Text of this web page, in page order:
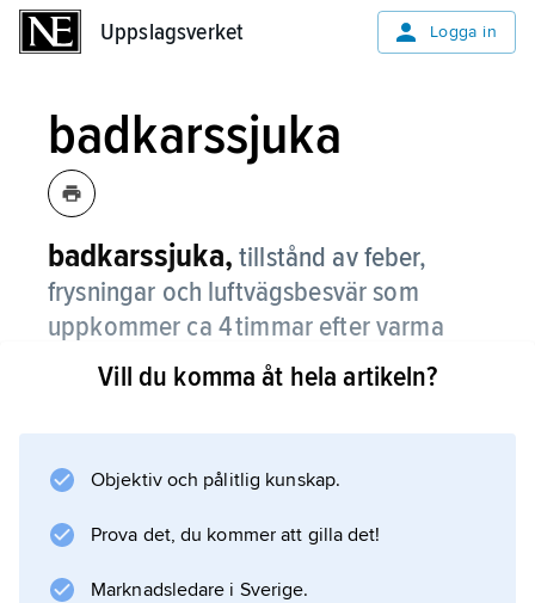
Uppslagsverket Logga in
badkarssjuka
badkarssjuka, tillstånd av feber,
frysningar och luftvägsbesvär som
uppkommer ca 4 timmar efter varma
bad eller inandning av ånga.
Skåne på 1970-talet och sattes i samband
Vill du komma åt hela artikeln?
Objektiv och pålitlig kunskap.
Prova det, du kommer att gilla det!
Marknadsledare i Sverige.